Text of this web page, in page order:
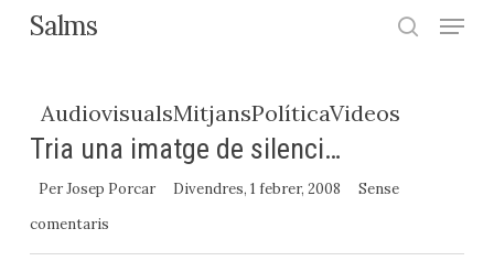
Skip
content
Salms Menu
AudiovisualsMitjansPolíticaVideos
Tria una imatge de silenci…
PerJosep Porcar Divendres, 1 febrer, 2008
Sense
comentaris